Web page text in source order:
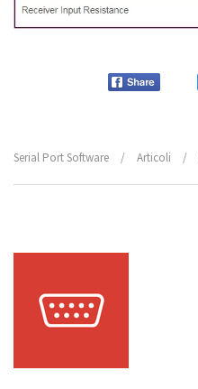
Serial Port Software / Articoli /